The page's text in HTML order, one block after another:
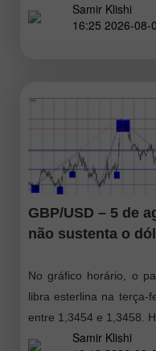
Samir Klishi
16:25 2026-08-
GBP/USD – 5 de
não sustenta o
No gráfico horário, o
libra esterlina na terça-
entre 1,3454 e 1,3458.
Samir Klishi